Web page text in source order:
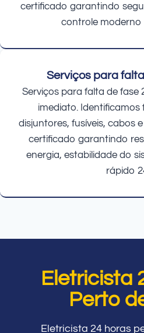
certificado garantindo
controle moderno
Serviços para
Serviços para falta de fase
imediato. Identificamos
disjuntores, fusíveis, cabos
certificado garantindo
energia, estabilidade do
rápido
Eletricista
Perto
Eletricista 24 horas